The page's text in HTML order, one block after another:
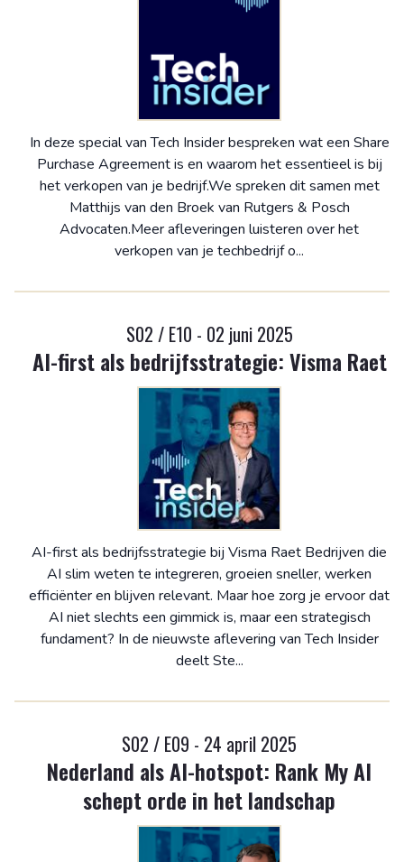
In deze special van Tech Insider bespreken wat een Share
Purchase Agreement is en waarom het essentieel is bij
het verkopen van je bedrijf.We spreken dit samen met
Matthijs van den Broek van Rutgers & Posch
Advocaten.Meer afleveringen luisteren over het
verkopen van je techbedrijf o...
S02 / E10 - 02 juni 2025
AI-first als bedrijfsstrategie: Visma Raet
AI-first als bedrijfsstrategie bij Visma Raet Bedrijven die
AI slim weten te integreren, groeien sneller, werken
efficiënter en blijven relevant. Maar hoe zorg je ervoor dat
AI niet slechts een gimmick is, maar een strategisch
fundament? In de nieuwste aflevering van Tech Insider
deelt Ste...
S02 / E09 - 24 april 2025
Nederland als AI-hotspot: Rank My AI
schept orde in het landschap